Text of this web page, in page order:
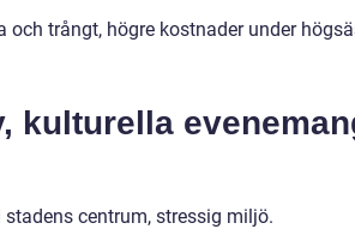
trångt, högre kostnader under
kulturella
centrum, stressig miljö.